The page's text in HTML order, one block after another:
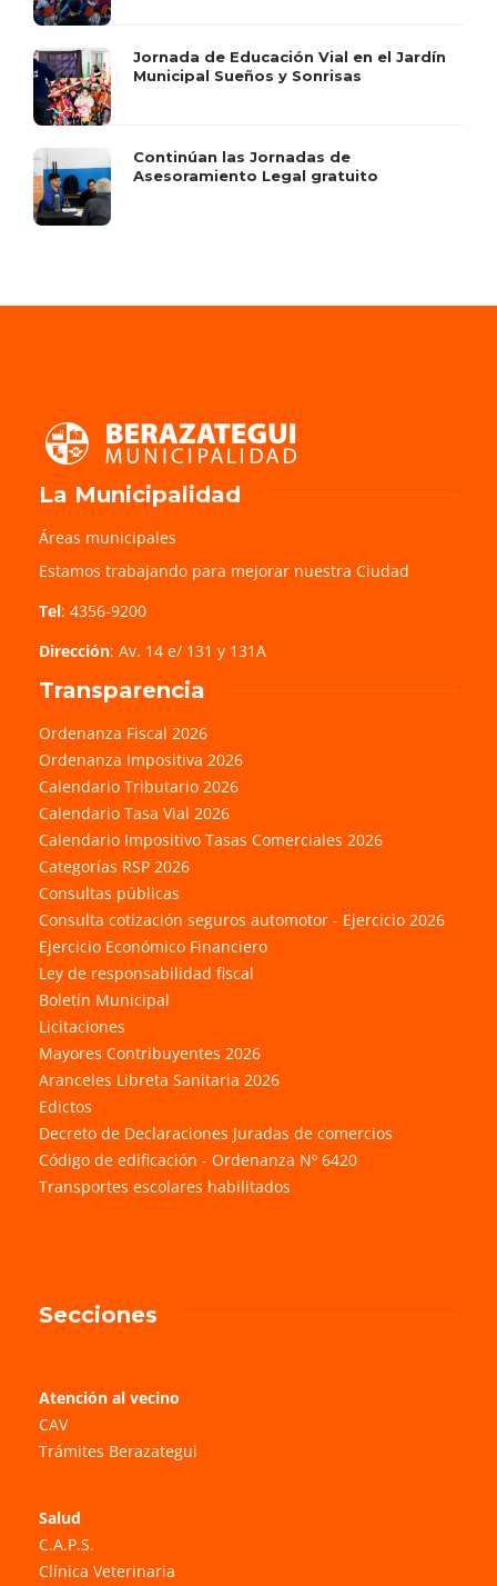
Jornada de Educación Vial en el Jardín
Municipal Sueños y Sonrisas
Continúan las Jornadas de
Asesoramiento Legal gratuito
La Municipalidad
Áreas municipales
Estamos trabajando para mejorar nuestra Ciudad
Tel: 4356-9200
Dirección: Av. 14 e/ 131 y 131A
Transparencia
Ordenanza Fiscal 2026
Ordenanza Impositiva 2026
Calendario Tributario 2026
Calendario Tasa Vial 2026
Calendario Impositivo Tasas Comerciales 2026
Categorías RSP 2026
Consultas públicas
Consulta cotización seguros automotor - Ejercicio 2026
Ejercicio Económico Financiero
Ley de responsabilidad fiscal
Boletín Municipal
Licitaciones
Mayores Contribuyentes 2026
Aranceles Libreta Sanitaria 2026
Edictos
Decreto de Declaraciones Juradas de comercios
Código de edificación - Ordenanza Nº 6420
Transportes escolares habilitados
Secciones
Atención al vecino
CAV
Trámites Berazategui
Salud
C.A.P.S.
Clínica Veterinaria